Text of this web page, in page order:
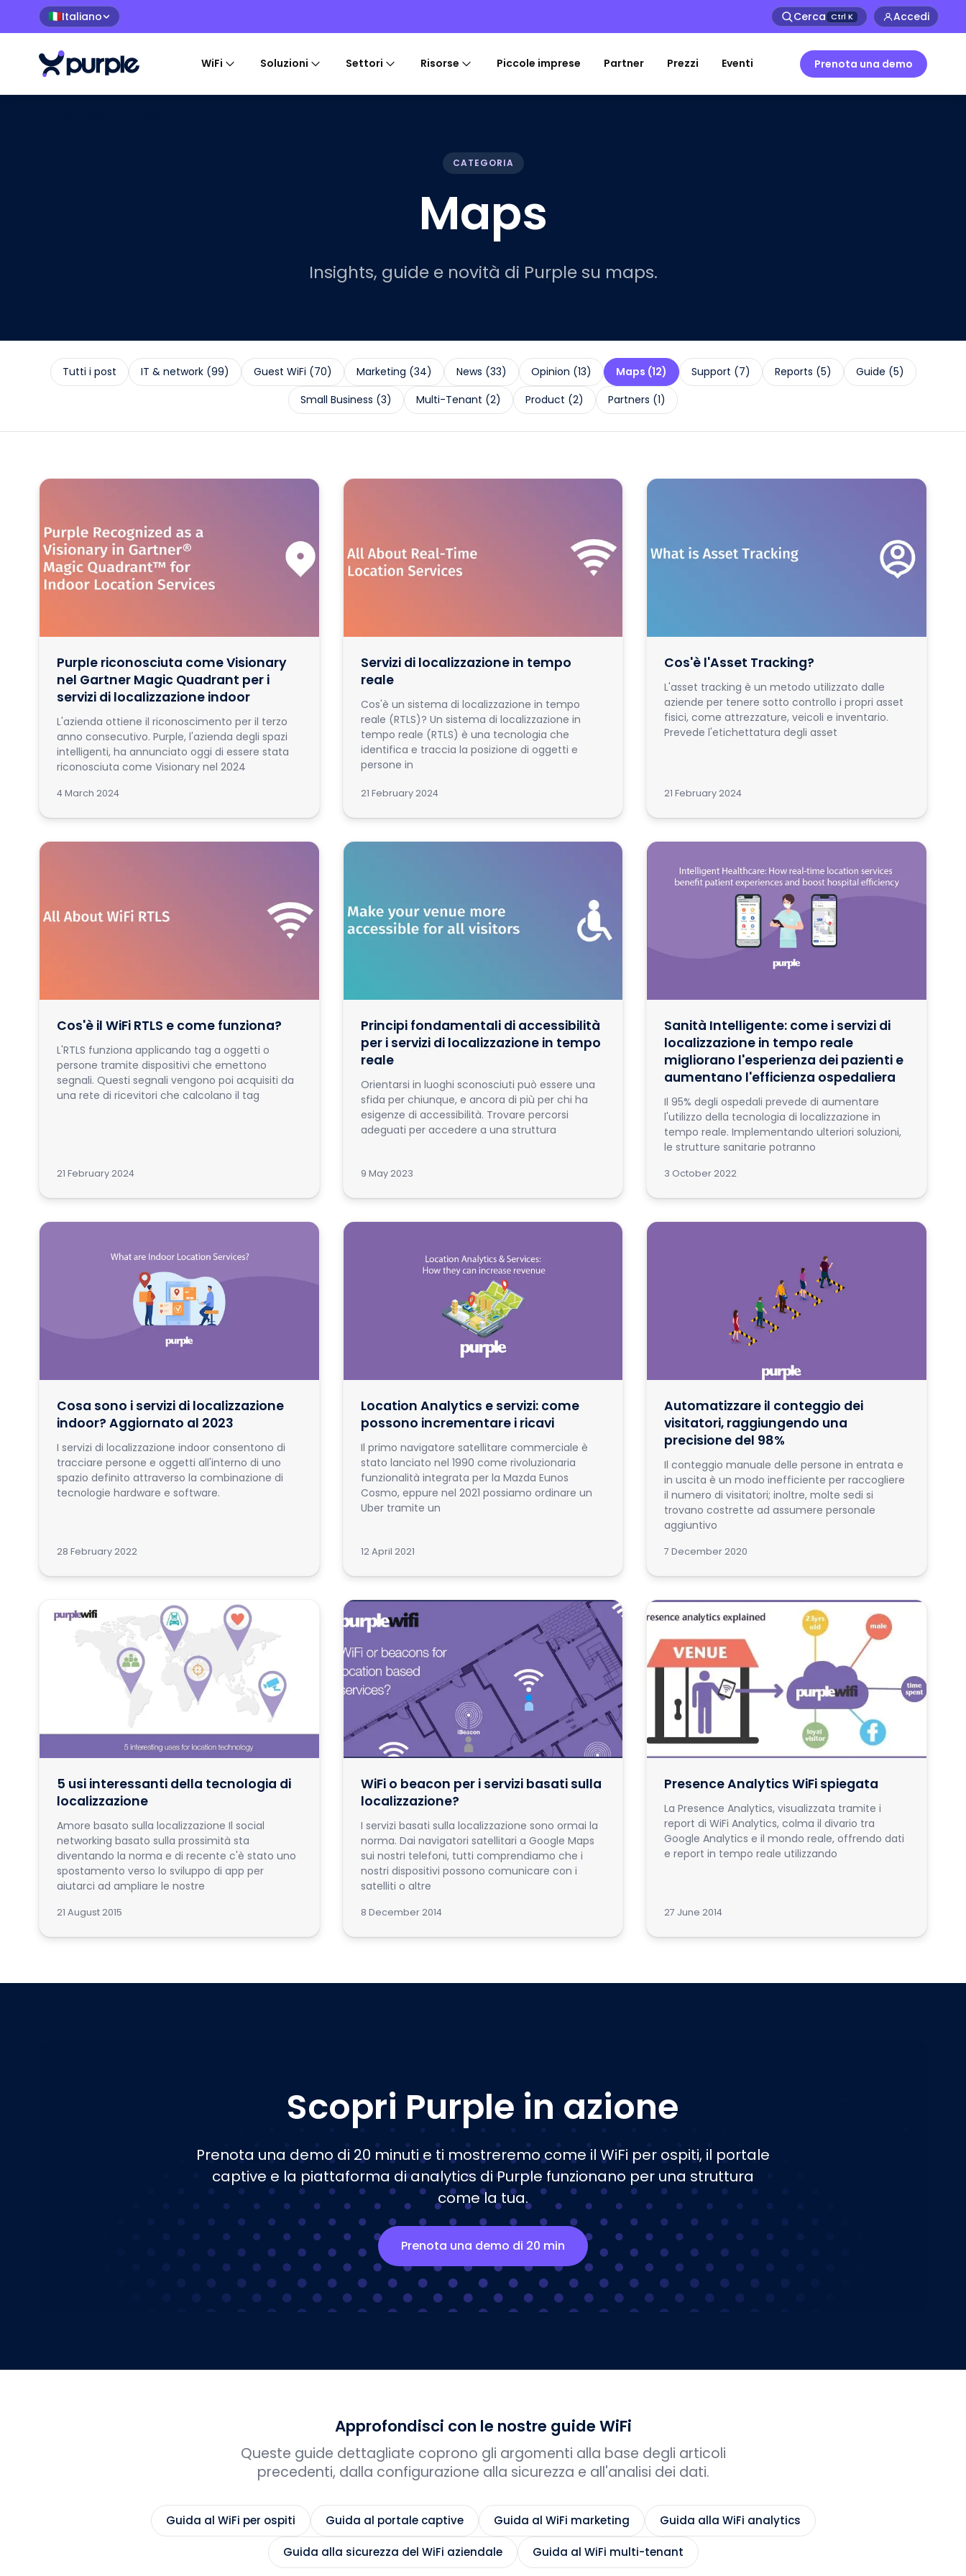
🇮🇹Italiano Cerca Ctrl K Accedi
WiFi Soluzioni Settori Risorse Piccole imprese Partner Prezzi Eventi Prenota una demo
CATEGORIA
Maps
Insights, guide e novità di Purple su maps.
Tutti i post IT & network(99) Guest WiFi (70) Marketing (34) News (33) Opinion (13) Maps (12) Support (7) Reports (5) Guide (5)
Small Business (3) Multi-Tenant (2) Product (2) Partners (1)
Purple riconosciuta come Visionary
nel Gartner Magic Quadrant per i
servizi di localizzazione indoor
L'azienda ottiene il riconoscimento per il terzo
anno consecutivo. Purple, l'azienda degli spazi
intelligenti, ha annunciato oggi di essere stata
riconosciuta come Visionary nel 2024
4 March 2024
Servizi di localizzazione in tempo
reale
Cos'è un sistema di localizzazione in tempo
reale (RTLS)? Un sistema di localizzazione in
tempo reale (RTLS) è una tecnologia che
identifica e traccia la posizione di oggetti e
persone in
21 February 2024
Cos'è l'Asset Tracking?
L'asset tracking è un metodo utilizzato dalle
aziende per tenere sotto controllo i propri asset
fisici, come attrezzature, veicoli e inventario.
Prevede l'etichettatura degli asset
21 February 2024
Cos'è il WiFi RTLS e come funziona?
L'RTLS funziona applicando tag a oggetti o
persone tramite dispositivi che emettono
segnali. Questi segnali vengono poi acquisiti da
una rete di ricevitori che calcolano il tag
21 February 2024
Principi fondamentali di accessibilità
per i servizi di localizzazione in tempo
reale
Orientarsi in luoghi sconosciuti può essere una
sfida per chiunque, e ancora di più per chi ha
esigenze di accessibilità. Trovare percorsi
adeguati per accedere a una struttura
9 May 2023
Sanità Intelligente: come i servizi di
localizzazione in tempo reale
migliorano l'esperienza dei pazienti e
aumentano l'efficienza ospedaliera
Il 95% degli ospedali prevede di aumentare
l'utilizzo della tecnologia di localizzazione in
tempo reale. Implementando ulteriori soluzioni,
le strutture sanitarie potranno
3 October 2022
Cosa sono i servizi di localizzazione
indoor? Aggiornato al 2023
I servizi di localizzazione indoor consentono di
tracciare persone e oggetti all'interno di uno
spazio definito attraverso la combinazione di
tecnologie hardware e software.
28 February 2022
Location Analytics e servizi: come
possono incrementare i ricavi
Il primo navigatore satellitare commerciale è
stato lanciato nel 1990 come rivoluzionaria
funzionalità integrata per la Mazda Eunos
Cosmo, eppure nel 2021 possiamo ordinare un
Uber tramite un
12 April 2021
Automatizzare il conteggio dei
visitatori, raggiungendo una
precisione del 98%
Il conteggio manuale delle persone in entrata e
in uscita è un modo inefficiente per raccogliere
il numero di visitatori; inoltre, molte sedi si
trovano costrette ad assumere personale
aggiuntivo
7 December 2020
5 usi interessanti della tecnologia di
localizzazione
Amore basato sulla localizzazione Il social
networking basato sulla prossimità sta
diventando la norma e di recente c'è stato uno
spostamento verso lo sviluppo di app per
aiutarci ad ampliare le nostre
21 August 2015
WiFi o beacon per i servizi basati sulla
localizzazione?
I servizi basati sulla localizzazione sono ormai la
norma. Dai navigatori satellitari a Google Maps
sui nostri telefoni, tutti comprendiamo che i
nostri dispositivi possono comunicare con i
satelliti o altre
8 December 2014
Presence Analytics WiFi spiegata
La Presence Analytics, visualizzata tramite i
report di WiFi Analytics, colma il divario tra
Google Analytics e il mondo reale, offrendo dati
e report in tempo reale utilizzando
27 June 2014
Scopri Purple in azione
Prenota una demo di 20 minuti e ti mostreremo come il WiFi per ospiti, il portale
captive e la piattaforma di analytics di Purple funzionano per una struttura
come la tua.
Prenota una demo di 20 min
Approfondisci con le nostre guide WiFi
Queste guide dettagliate coprono gli argomenti alla base degli articoli
precedenti, dalla configurazione alla sicurezza e all'analisi dei dati.
Guida al WiFi per ospiti Guida al portale captive Guida al WiFi marketing Guida alla WiFi analytics
Guida alla sicurezza del WiFi aziendale Guida al WiFi multi-tenant